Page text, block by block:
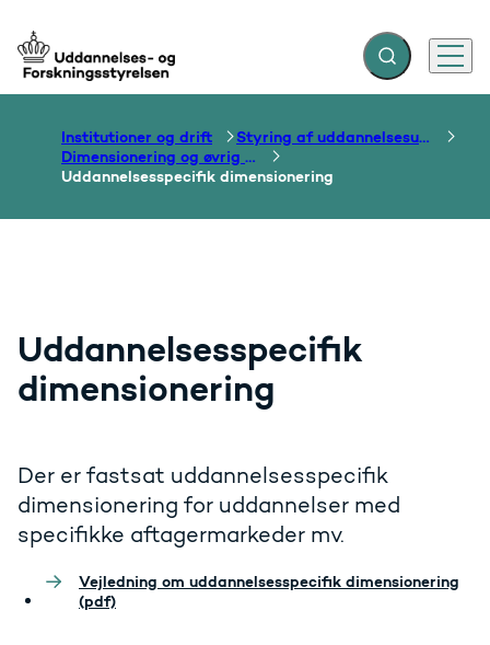
Gå til forsiden Fold søgefelt ud
Menu
Institutioner og drift
Styring af uddannelsesudbud
Dimensionering og øvrig styring af pladser på de videregående uddannelser
Uddannelsesspecifik dimensionering
Uddannelsesspecifik
dimensionering
Der er fastsat uddannelsesspecifik
dimensionering for uddannelser med
specifikke aftagermarkeder mv.
Vejledning om uddannelsesspecifik dimensionering
(pdf)